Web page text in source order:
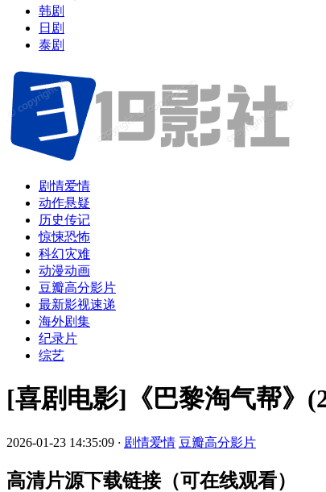
韩剧
日剧
泰剧
剧情爱情
动作悬疑
历史传记
惊悚恐怖
科幻灾难
动漫动画
豆瓣高分影片
最新影视速递
海外剧集
纪录片
综艺
[喜剧电影]《巴黎淘气帮》
2026-01-23 14:35:09 · 剧情爱情 豆瓣高分影片
高清片源下载链接（可在线观看）